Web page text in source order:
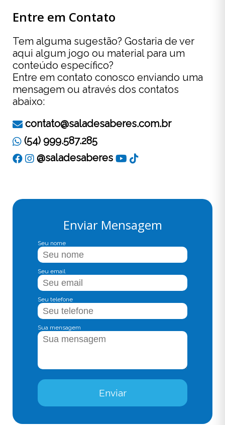
Enviar Mensagem
Seu nome
Seu email
Seu telefone
Sua mensagem
Enviar
Entre em Contato
Tem alguma sugestão? Gostaria de ver
aqui algum jogo ou material para um
conteúdo específico?
Entre em contato conosco enviando uma
mensagem ou através dos contatos
abaixo:
contato@saladesaberes.com.br
(54) 999.587.285
@saladesaberes